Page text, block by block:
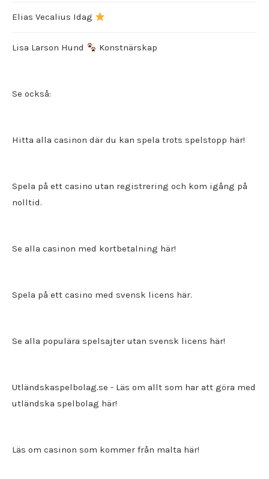
Elias Vecalius Idag
Lisa Larson Hund Konstnärskap
Se också:
Hitta alla casinon där du kan spela trots spelstopp här!
Spela på ett casino utan registrering och kom igång på
nolltid.
Se alla casinon med kortbetalning här!
Spela på ett casino med svensk licens här.
Se alla populära spelsajter utan svensk licens här!
Utländskaspelbolag.se - Läs om allt som har att göra med
utländska spelbolag här!
Läs om casinon som kommer från malta här!